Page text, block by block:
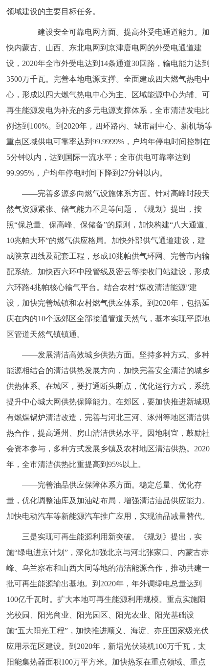
领域建设的主要目标任务。
——建设安全可靠电网方面。提高外受电通道能力。加
快内蒙古、山西、东北电网到京津唐电网的外受电通道建
设，2020年全市外受电达到14条通道30回路，输电能力达到
3500万千瓦。完善本地电源支撑。全面建成四大燃气热电中
心，形成以四大燃气热电中心为主、区域能源中心为辅、可
再生能源发电为补充的多元电源支撑体系，全市清洁发电比
例达到100%。到2020年，四环路内、城市副中心、新机场等
重点区域供电可靠率达到99.9999%，户均年停电时间控制在
5分钟以内，达到国际一流水平；全市供电可靠率达到
99.995%，户均年停电时间下降到27分钟以内。
——完善多源多向燃气设施体系方面。针对高峰时段天
然气资源紧张、储气能力不足等问题，《规划》提出，按
照“保总量、保高峰、保储备”的原则，加快构建“八大通道、
10兆帕大环”的燃气供应格局。加快外部供气通道建设，建
成陕京四线及配套工程，形成10兆帕供气环网。完善市内输
配系统。加快西六环中段管线及密云等接收门站建设，形成
六环路4兆帕核心输气平台。结合农村“煤改清洁能源”建
设，加快完善城镇和农村燃气供应体系。到2020年，包括延
庆在内的10个远郊区全部接通管道天然气，基本实现平原地
区管道天然气镇镇通。
——发展清洁高效城乡供热方面。坚持多种方式、多种
能源相结合的清洁供热发展方向，加快完善安全清洁的城乡
供热体系。在城区，要打通断头断点，优化运行方式，系统
提升中心城大网供热保障能力。在郊区，要加快推进新城现
有燃煤锅炉清洁改造，完善与河北三河、涿州等地区清洁供
热合作，提高通州、房山清洁供热水平。因地制宜，鼓励社
会资本参与，多种方式发展乡镇及农村地区清洁供热。2020
年，全市清洁供热比重提高到95%以上。
——完善油品供应保障体系方面。稳定总量、优化存
量，优化调整油库及加油站布局，增强清洁油品供应能力。
加快电动汽车等新能源汽车推广应用，实现油品减量替代。
三是实现可再生能源利用新突破。《规划》提出，实
施“绿电进京计划”，深化加强北京与河北张家口、内蒙古赤
峰、乌兰察布和山西大同等地的清洁能源合作，推动共建一
批可再生能源输出基地。到2020年，年外调绿电总量达到
100亿千瓦时。扩大本地可再生能源利用规模。重点实施阳
光校园、阳光商业、阳光园区、阳光农业、阳光基础设
施“五大阳光工程”，加快推进顺义、海淀、亦庄国家级光伏
应用示范区建设。到2020年，新增光伏装机100万千瓦，太
阳能集热器面积100万平方米。加快热泵在重点领域、重点